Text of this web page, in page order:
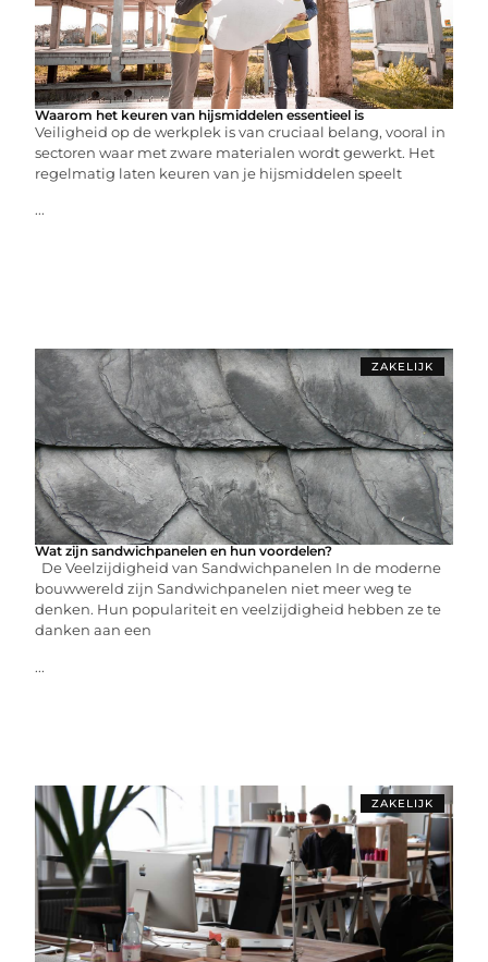
Waarom het keuren van hijsmiddelen essentieel is
Veiligheid op de werkplek is van cruciaal belang, vooral in
sectoren waar met zware materialen wordt gewerkt. Het
regelmatig laten keuren van je hijsmiddelen speelt
...
ZAKELIJK
Wat zijn sandwichpanelen en hun voordelen?
De Veelzijdigheid van Sandwichpanelen In de moderne
bouwwereld zijn Sandwichpanelen niet meer weg te
denken. Hun populariteit en veelzijdigheid hebben ze te
danken aan een
...
ZAKELIJK